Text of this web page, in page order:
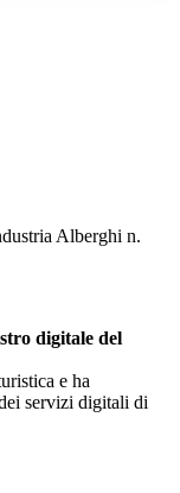
Alberghi n.
digitale del
e ha
servizi digitali di